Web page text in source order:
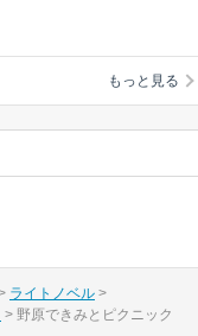
もっと見る
ライトノベル
野原できみとピクニック